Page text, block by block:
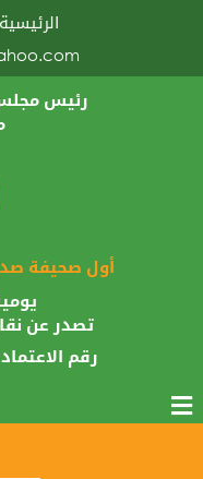
الرئيسية
رئيس مجلس
أول صحيفة صدرت
تصدر عن
رقم